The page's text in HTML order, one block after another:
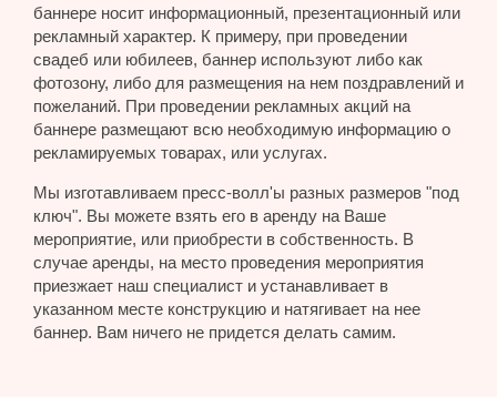
баннере носит информационный, презентационный или
рекламный характер. К примеру, при проведении
свадеб или юбилеев, баннер используют либо как
фотозону, либо для размещения на нем поздравлений и
пожеланий. При проведении рекламных акций на
баннере размещают всю необходимую информацию о
рекламируемых товарах, или услугах.
Мы изготавливаем пресс-волл'ы разных размеров "под
ключ". Вы можете взять его в аренду на Ваше
мероприятие, или приобрести в собственность. В
случае аренды, на место проведения мероприятия
приезжает наш специалист и устанавливает в
указанном месте конструкцию и натягивает на нее
баннер. Вам ничего не придется делать самим.